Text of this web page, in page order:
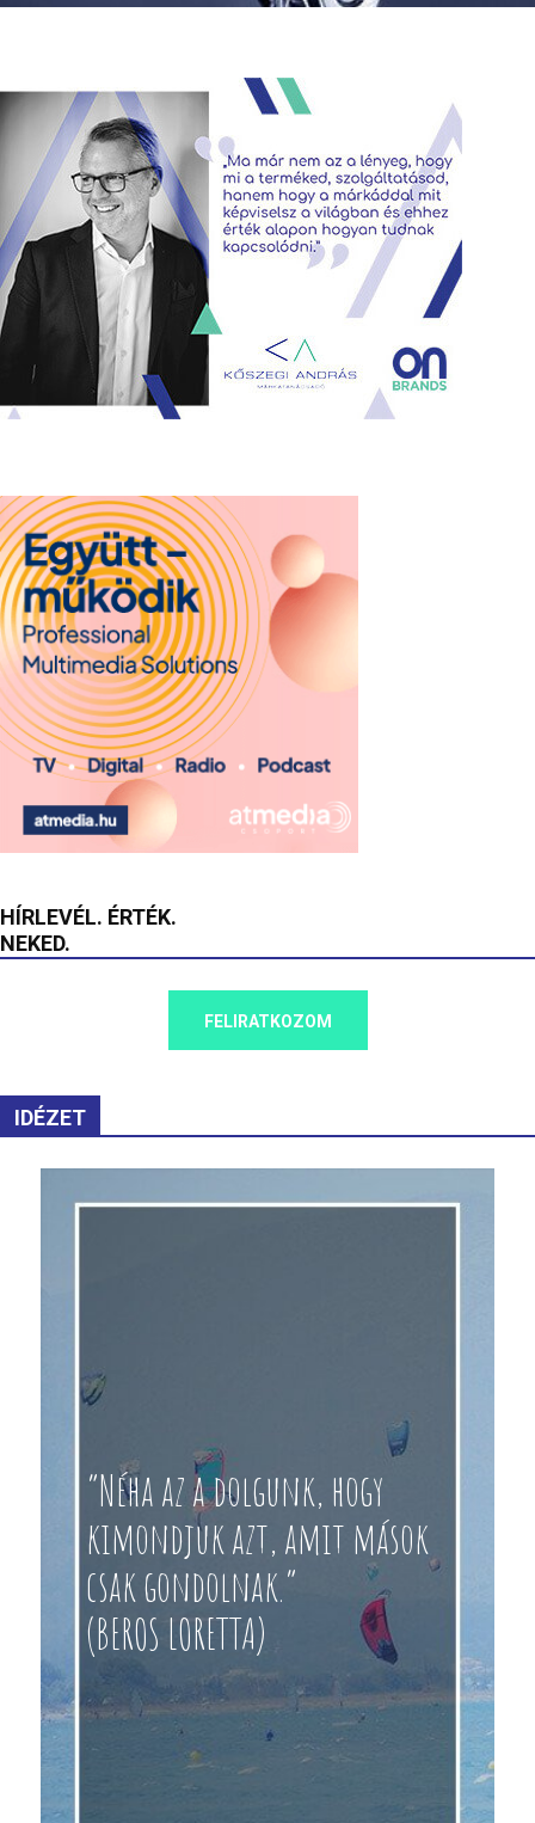
HÍRLEVÉL. ÉRTÉK.
NEKED.
FELIRATKOZOM
IDÉZET
“Néha az a dolgunk, hogy
kimondjuk azt, amit mások
csak gondolnak.”
(BEROS LORETTA)